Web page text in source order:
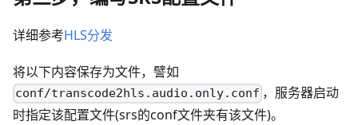
详细参考HLS分发
将以下内容保存为文件，譬如
conf/transcode2hls.audio.only.conf ，服务器启动
时指定该配置文件(srs的conf文件夹有该文件)。